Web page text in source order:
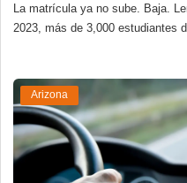
La matrícula ya no sube. Baja.
2023, más de 3,000 estudiantes
Arizona